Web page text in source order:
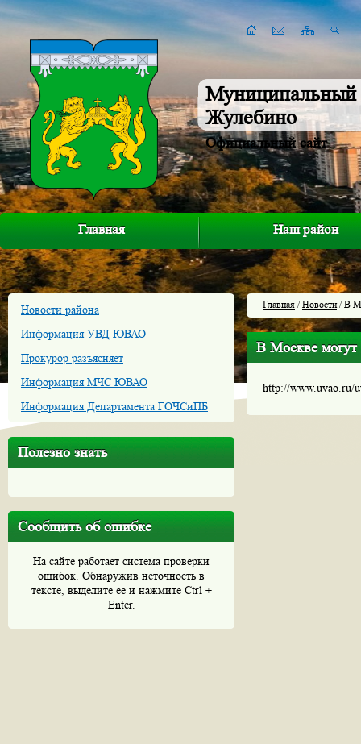
Муниципальный
Жулебино
Официальный сайт
Главная Наш район
Новости района
Информация УВД ЮВАО
Прокурор разъясняет
Информация МЧС ЮВАО
Информация Департамента ГОЧСиПБ
Полезно знать
Сообщить об ошибке
На сайте работает система проверки
ошибок. Обнаружив неточность в
тексте, выделите ее и нажмите Ctrl +
Enter.
Главная /Новости/ В
В Москве могут
http://www.uvao.ru/